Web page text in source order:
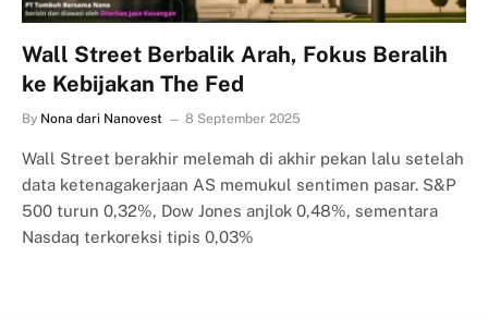
Wall Street Berbalik Arah, Fokus Beralih
ke Kebijakan The Fed
By Nona dari Nanovest 8 September 2025
Wall Street berakhir melemah di akhir pekan lalu setelah
data ketenagakerjaan AS memukul sentimen pasar. S&P
500 turun 0,32%, Dow Jones anjlok 0,48%, sementara
Nasdaq terkoreksi tipis 0,03%